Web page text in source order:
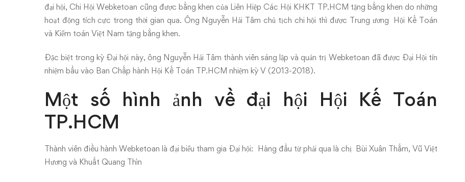
đại hội, Chi Hội Webketoan cũng được bằng khen của Liên Hiệp Các Hội KHKT TP.HCM tặng bằng khen do những
hoạt động tích cực trong thời gian qua. Ông Nguyễn Hải Tâm chủ tịch chi hội thì được Trung ương Hội Kế Toán
và Kiểm toán Việt Nam tặng bằng khen.
Đặc biệt trong kỳ Đại hội này, ông Nguyễn Hải Tâm thành viên sáng lập và quản trị Webketoan đã được Đại Hội tín
nhiệm bầu vào Ban Chấp hành Hội Kế Toán TP.HCM nhiệm kỳ V (2013-2018).
Một số hình ảnh về đại hội Hội Kế Toán
TP.HCM
Thành viên điều hành Webketoan là đại biểu tham gia Đại hội: Hàng đầu từ phải qua là chị Bùi Xuân Thắm, Vũ Việt
Hương và Khuất Quang Thìn